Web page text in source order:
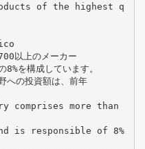
of the highest q
以上のメーカー
を構成しています。
への投資額は、前年
comprises more than
is responsible of 8%